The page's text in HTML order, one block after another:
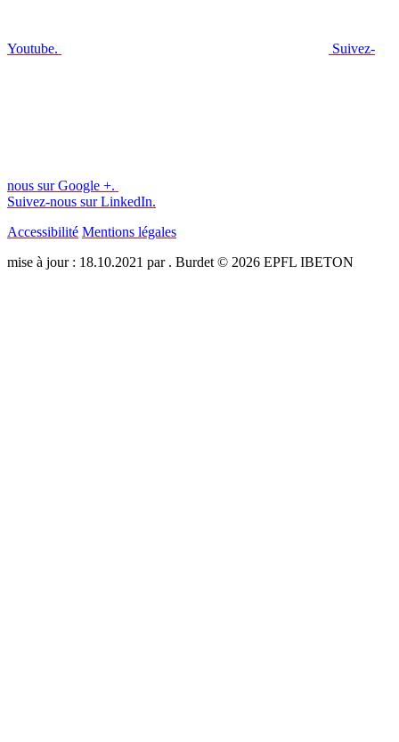
Youtube. Suivez-
nous sur Google +.
Suivez-nous sur LinkedIn.
Accessibilité Mentions légales
mise à jour : 18.10.2021 par . Burdet © 2026 EPFL IBETON